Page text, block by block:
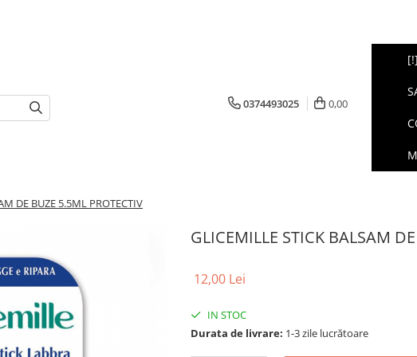
0374493025 0,00
DE BUZE 5.5ML PROTECTIV
GLICEMILLE STICK BALSAM
12,00 Lei
IN STOC
Durata de livrare: 1-3 zile lucrătoare